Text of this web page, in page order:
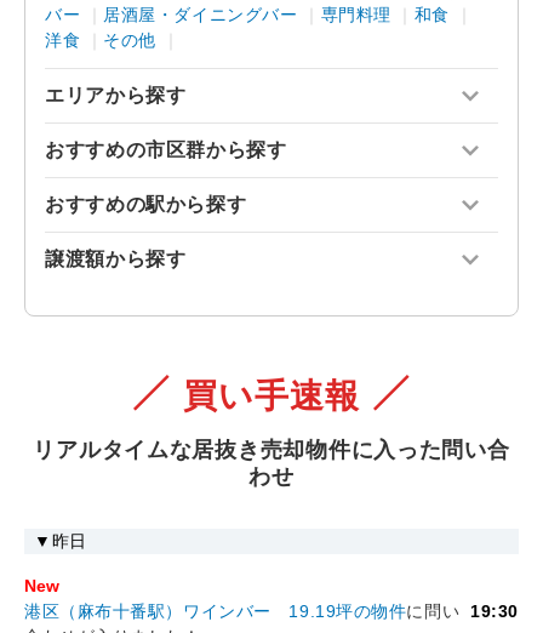
バー
居酒屋・ダイニングバー 専門料理
和食
洋食
その他
エリアから探す
おすすめの市区群から探す
おすすめの駅から探す
譲渡額から探す
買い手速報
リアルタイムな居抜き売却物件に入った問い合
わせ
▼昨日
New
港区（麻布十番駅）ワインバー 19.19坪の物件に問い
19:30